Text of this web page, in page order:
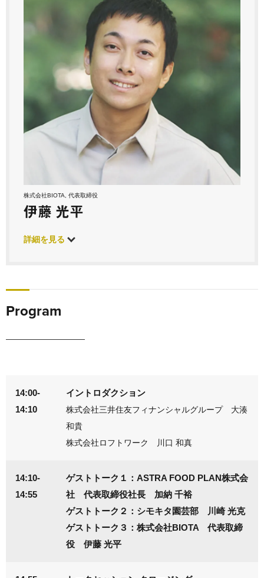
株式会社BIOTA, 代表取締役
伊藤 光平
詳細を見る
Program
14:00-
14:10
イントロダクション
株式会社三井住友フィナンシャルグループ 大湊
和貴
株式会社ロフトワーク 川口 和真
14:10-
14:55
ゲストトーク１：ASTRA FOOD PLAN株式会
社 代表取締役社長 加納 千裕
ゲストトーク２：シモキタ園芸部 川崎 光克
ゲストトーク３：株式会社BIOTA 代表取締
役 伊藤 光平